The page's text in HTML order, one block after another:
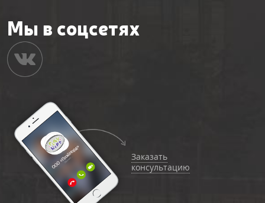
Мы в соцсетях
Заказать
консультацию